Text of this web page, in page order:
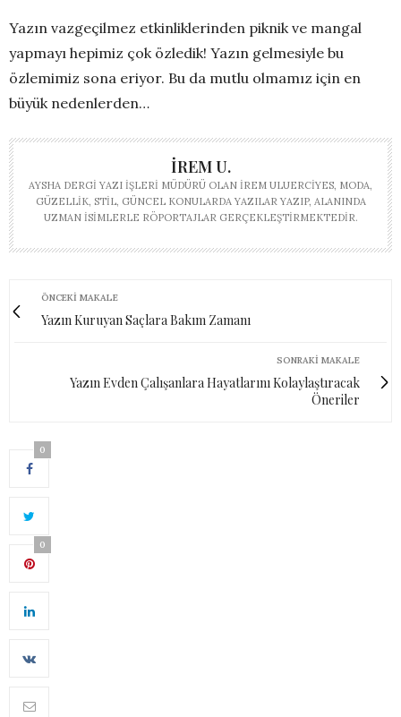
Yazın vazgeçilmez etkinliklerinden piknik ve mangal
yapmayı hepimiz çok özledik! Yazın gelmesiyle bu
özlemimiz sona eriyor. Bu da mutlu olmamız için en
büyük nedenlerden…
İREM U.
AYSHA DERGI YAZI İŞLERI MÜDÜRÜ OLAN İREM ULUERCIYES, MODA,
GÜZELLIK, STIL, GÜNCEL KONULARDA YAZILAR YAZIP, ALANINDA
UZMAN ISIMLERLE RÖPORTAJLAR GERÇEKLEŞTIRMEKTEDIR.
ÖNCEKI MAKALE
Yazın Kuruyan Saçlara Bakım Zamanı
SONRAKI MAKALE
Yazın Evden Çalışanlara Hayatlarını Kolaylaştıracak
Öneriler
0
0